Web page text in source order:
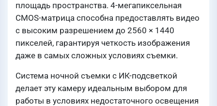
площадь пространства. 4-мегапиксельная
CMOS-матрица способна предоставлять видео
с высоким разрешением до 2560 × 1440
пикселей, гарантируя четкость изображения
даже в самых сложных условиях съемки.
Система ночной съемки с ИК-подсветкой
делает эту камеру идеальным выбором для
работы в условиях недостаточного освещения